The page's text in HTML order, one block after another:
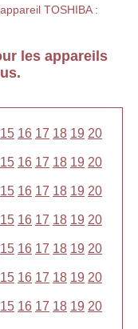
TOSHIBA :
les appareils
15 16 17 18 19 20
15 16 17 18 19 20
15 16 17 18 19 20
15 16 17 18 19 20
15 16 17 18 19 20
15 16 17 18 19 20
15 16 17 18 19 20